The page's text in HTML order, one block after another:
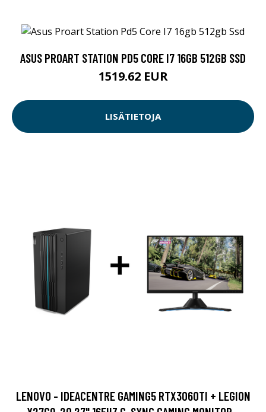
ASUS PROART STATION PD5 CORE I7 16GB 512GB SSD
1519.62 EUR
LISÄTIETOJA
LENOVO - IDEACENTRE GAMING5 RTX3060TI + LEGION